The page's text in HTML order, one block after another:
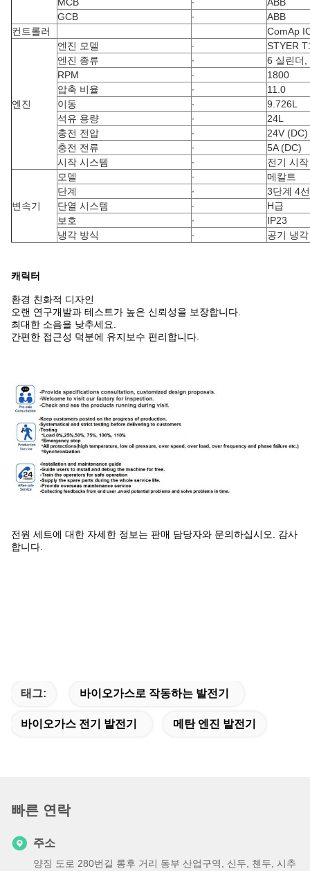
GCB
∙
ABB
컨트롤러
ComAp
엔진
엔진 모델 ∙
STYER
엔진 종류
∙
6 실린더,
RPM
∙
1800
압축 비율
∙
11.0
이동
∙
9.726L
석유 용량
∙
24L
충전 전압
∙
24V (DC)
충전 전류
∙
5A (DC)
시작 시스템
∙ 전기 시작
변속기
모델 ∙
메칼트
단계
∙
3단계 4선
단열 시스템
∙
H급
보호
∙
IP23
냉각 방식
∙ 공기 냉각
캐릭터
환경 친화적 디자인
오랜 연구개발과 테스트가 높은 신뢰성을 보장합니다.
최대한 소음을 낮추세요.
간편한 접근성 덕분에 유지보수 편리합니다.
전원 세트에 대한 자세한 정보는 판매 담당자와 문의하십시오. 감사
합니다.
태그: 바이오가스로 작동하는 발전기
바이오가스 전기 발전기 메탄 엔진 발전기
빠른 연락
주소
양징 도로 280번길 롱후 거리 동부 산업구역, 신두, 첸두, 시추